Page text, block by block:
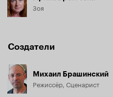
Зоя
Создатели
Михаил Брашинский
Режиссёр, Сценарист